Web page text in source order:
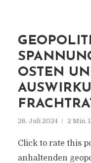
OSTEN
26. Juli 2024 2 Min.
Click to rate this
anhaltenden